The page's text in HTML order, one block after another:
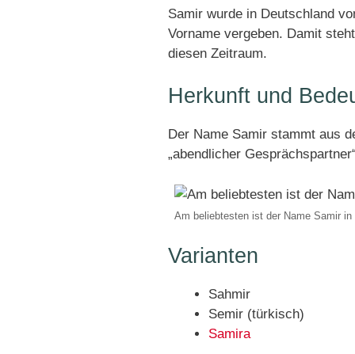
Samir wurde in Deutschland
Vorname vergeben. Damit
diesen Zeitraum.
Herkunft und
Der Name Samir stammt aus
„abendlicher
Am beliebtesten ist der Name Samir in
Varianten
Sahmir
Semir (türkisch)
Samira